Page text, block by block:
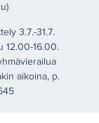
3.7.-31.7.
12.00-16.00.
aikoina, p.